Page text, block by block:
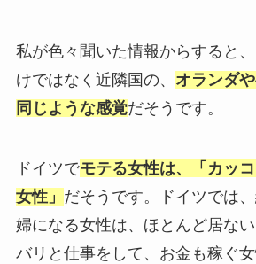
私が色々聞いた情報からすると
けではなく近隣国の、 オランダ
同じような感覚だそうです。
ドイツでモテる女性は、「カッ
女性」 だそうです。ドイツでは
婦になる女性は、ほとんど居な
バリと仕事をして、お金も稼ぐ女